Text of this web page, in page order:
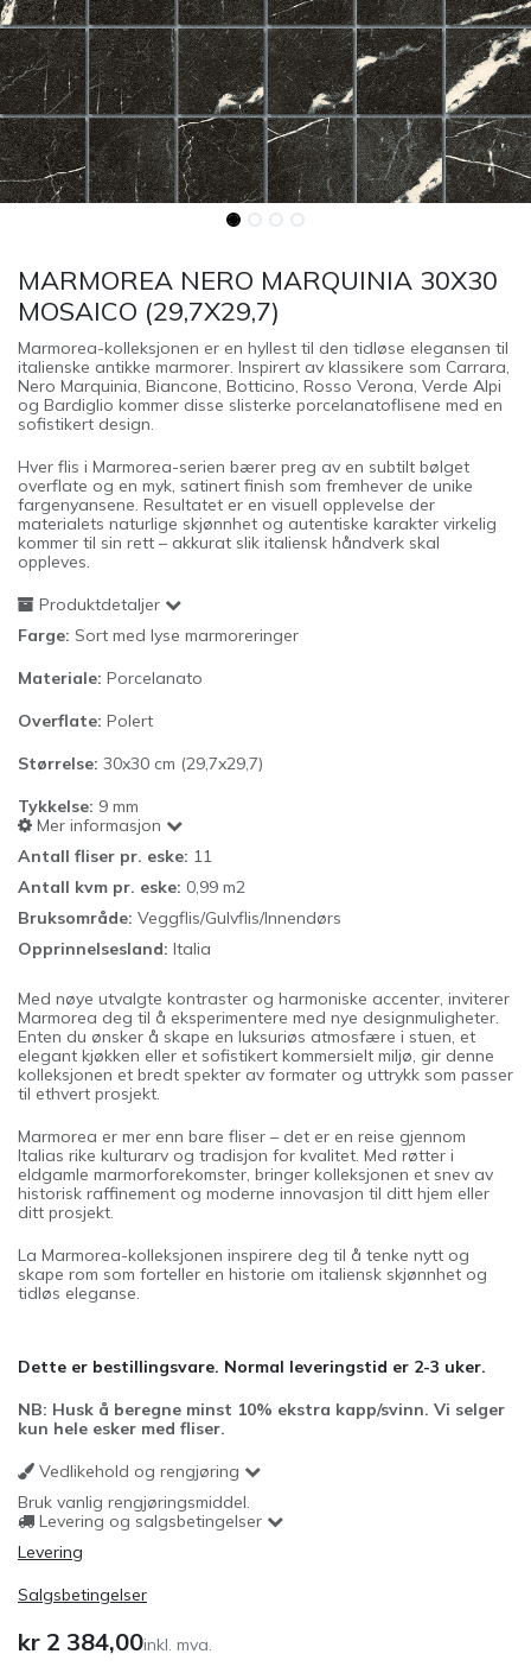
MARMOREA NERO MARQUINIA 30X30
MOSAICO (29,7X29,7)
Marmorea-kolleksjonen er en hyllest til den tidløse elegansen til
italienske antikke marmorer. Inspirert av klassikere som Carrara,
Nero Marquinia, Biancone, Botticino, Rosso Verona, Verde Alpi
og Bardiglio kommer disse slisterke porcelanatoflisene med en
sofistikert design.
Hver flis i Marmorea-serien bærer preg av en subtilt bølget
overflate og en myk, satinert finish som fremhever de unike
fargenyansene. Resultatet er en visuell opplevelse der
materialets naturlige skjønnhet og autentiske karakter virkelig
kommer til sin rett – akkurat slik italiensk håndverk skal
oppleves.
Produktdetaljer
Farge: Sort med lyse marmoreringer
Materiale: Porcelanato
Overflate: Polert
Størrelse: 30x30 cm (29,7x29,7)
Tykkelse: 9 mm
Mer informasjon
Antall fliser pr. eske: 11
Antall kvm pr. eske: 0,99 m2
Bruksområde: Veggflis/Gulvflis/Innendørs
Opprinnelsesland: Italia
Med nøye utvalgte kontraster og harmoniske accenter, inviterer
Marmorea deg til å eksperimentere med nye designmuligheter.
Enten du ønsker å skape en luksuriøs atmosfære i stuen, et
elegant kjøkken eller et sofistikert kommersielt miljø, gir denne
kolleksjonen et bredt spekter av formater og uttrykk som passer
til ethvert prosjekt.
Marmorea er mer enn bare fliser – det er en reise gjennom
Italias rike kulturarv og tradisjon for kvalitet. Med røtter i
eldgamle marmorforekomster, bringer kolleksjonen et snev av
historisk raffinement og moderne innovasjon til ditt hjem eller
ditt prosjekt.
La Marmorea-kolleksjonen inspirere deg til å tenke nytt og
skape rom som forteller en historie om italiensk skjønnhet og
tidløs eleganse.
Dette er bestillingsvare. Normal leveringstid er 2-3 uker.
NB: Husk å beregne minst 10% ekstra kapp/svinn. Vi selger
kun hele esker med fliser.
Vedlikehold og rengjøring
Bruk vanlig rengjøringsmiddel.
Levering og salgsbetingelser
Levering
Salgsbetingelser
kr 2 384,00inkl. mva.